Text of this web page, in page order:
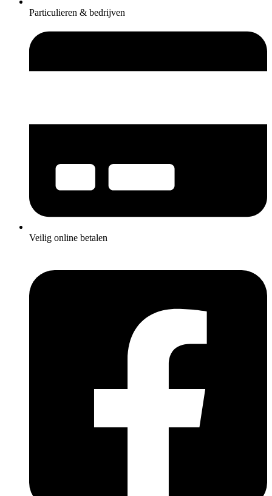
Particulieren & bedrijven
Veilig online betalen